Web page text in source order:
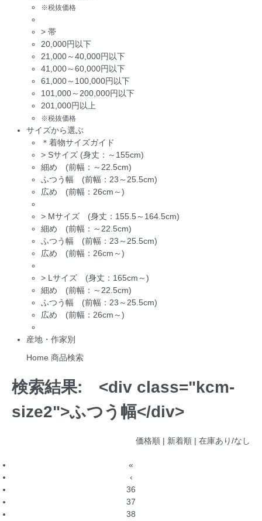
※税抜価格
> 帯
20,000円以下
21,000～40,000円以下
41,000～60,000円以下
61,000～100,000円以下
101,000～200,000円以下
201,000円以上
※税抜価格
サイズから選ぶ
＊着物サイズガイド
> Sサイズ (身丈：～155cm)
細め (前幅：～22.5cm)
ふつう幅 (前幅：23～25.5cm)
広め (前幅：26cm～)
> Mサイズ (身丈：155.5～164.5cm)
細め (前幅：～22.5cm)
ふつう幅 (前幅：23～25.5cm)
広め (前幅：26cm～)
> Lサイズ (身丈：165cm～)
細め (前幅：～22.5cm)
ふつう幅 (前幅：23～25.5cm)
広め (前幅：26cm～)
産地・作家別
Home 商品検索
検索結果:
<div class="kcm-
size2">ふつう幅</div>
価格順 | 新着順 | 在庫あり/なし
«
‹
36
37
38